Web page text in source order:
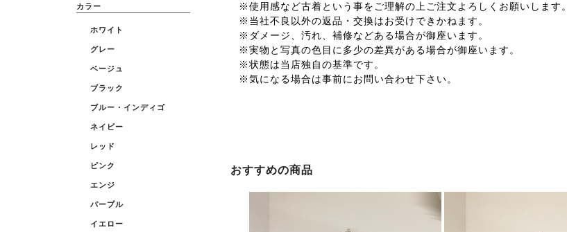
カラー
ホワイト
グレー
ベージュ
ブラック
ブルー・インディゴ
ネイビー
レッド
ピンク
エンジ
パープル
イエロー
※使用感など古着という事をご理解の上ご注文よろしくお願いします。
※当社不良以外の返品・交換はお受けできかねます。
※ダメージ、汚れ、補修などある場合が御座います。
※実物と写真の色目に多少の差異がある場合が御座います。
※状態は当店独自の基準です。
※気になる場合は事前にお問い合わせ下さい。
おすすめの商品